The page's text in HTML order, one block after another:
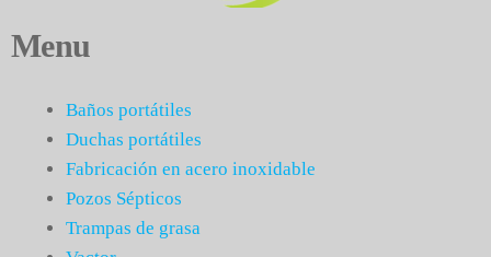
Menu
Baños portátiles
Duchas portátiles
Fabricación en acero inoxidable
Pozos Sépticos
Trampas de grasa